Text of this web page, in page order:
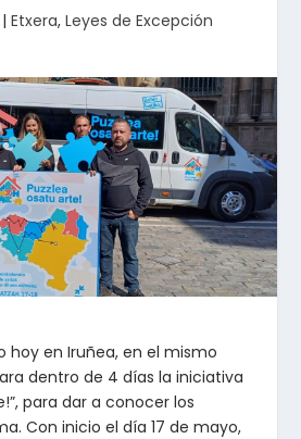
| Etxera, Leyes de Excepción
hoy en Iruñea, en el mismo
dentro de 4 días la iniciativa
para dar a conocer los
Con inicio el día 17 de mayo,